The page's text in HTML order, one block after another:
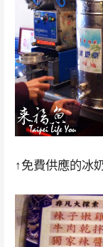
↑免費供應的冰